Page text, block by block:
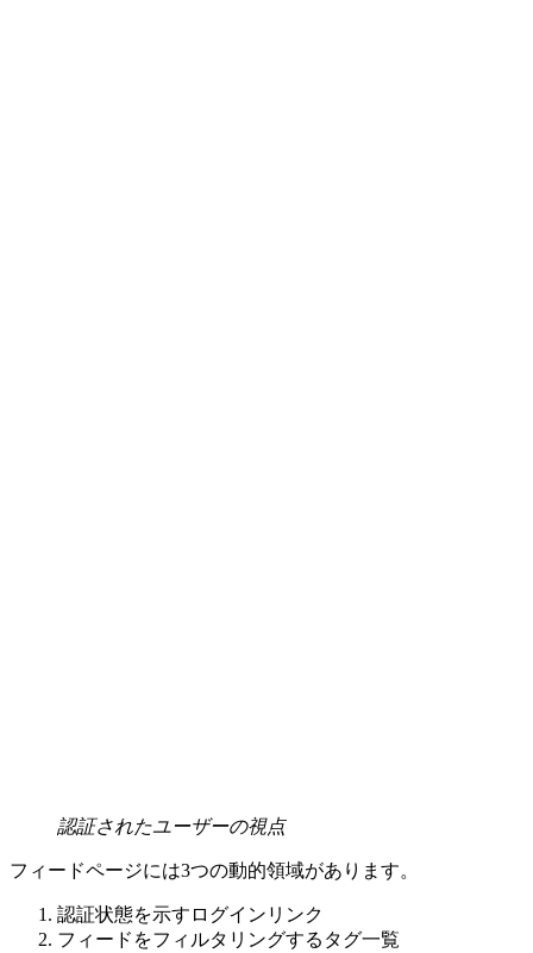
認証されたユーザーの視点
フィードページには3つの動的領域があります。
認証状態を示すログインリンク
フィードをフィルタリングするタグ一覧